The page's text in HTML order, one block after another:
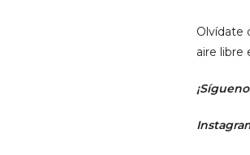
Olvídate
aire libre